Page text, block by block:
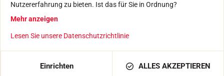
IN DEN WARENKORB LEGEN 179,00 €
RECHTLICHE HINWEISE
DATENSCHUTZRICHTLINIE
Nutzererfahrung zu bieten. Ist das für Sie in Ordnung?
Mehr anzeigen
Lesen Sie unsere Datenschutzrichtlinie
Einrichten ALLES AKZEPTIEREN